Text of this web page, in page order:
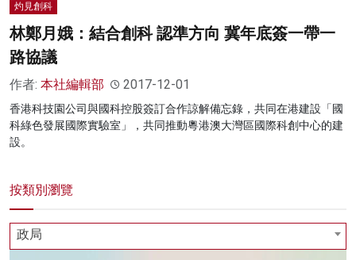
灼見創科
林鄭月娥：結合創科 認準方向 冀年底簽一帶一
路協議
作者: 本社編輯部 2017-12-01
香港科技園公司與國科控股簽訂合作諒解備忘錄，共同在港建設「國
科綠色發展國際實驗室」，共同推動粵港澳大灣區國際科創中心的建
設。
按類別瀏覽
政局